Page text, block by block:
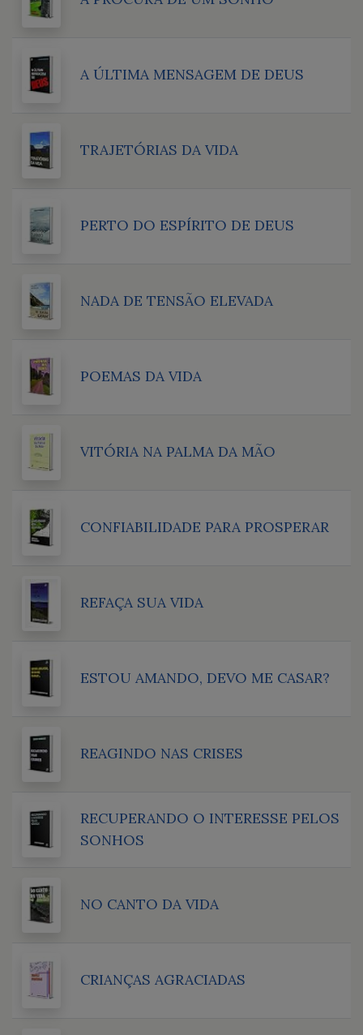
A ÚLTIMA MENSAGEM DE DEUS
TRAJETÓRIAS DA VIDA
PERTO DO ESPÍRITO DE DEUS
NADA DE TENSÃO ELEVADA
POEMAS DA VIDA
VITÓRIA NA PALMA DA MÃO
CONFIABILIDADE PARA PROSPERAR
REFAÇA SUA VIDA
ESTOU AMANDO, DEVO ME CASAR?
REAGINDO NAS CRISES
RECUPERANDO O INTERESSE PELOS
SONHOS
NO CANTO DA VIDA
CRIANÇAS AGRACIADAS